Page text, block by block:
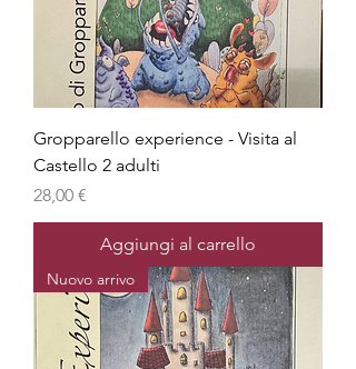
Gropparello experience - Visita al
Castello 2 adulti
Prezzo
28,00 €
Aggiungi al carrello
Nuovo arrivo